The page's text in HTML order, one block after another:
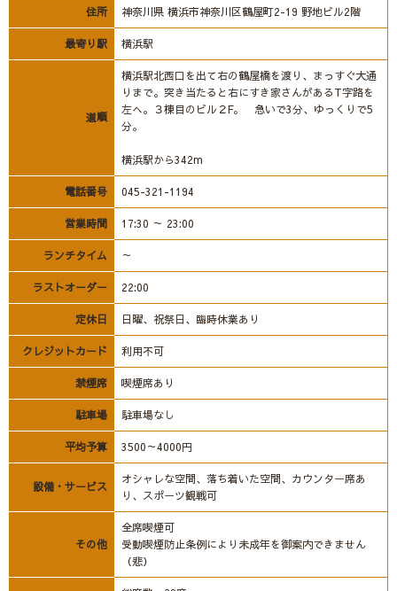
住所 神奈川県 横浜市神奈川区鶴屋町2-19 野地ビル2階
最寄り駅 横浜駅
道順
横浜駅北西口を出て右の鶴屋橋を渡り、まっすぐ大通
りまで。突き当たると右にすき家さんがあるT字路を
左へ。３棟目のビル２F。 急いで3分、ゆっくりで5
分。
横浜駅から342m
電話番号 045-321-1194
営業時間 17:30 ～ 23:00
ランチタイム ～
ラストオーダー 22:00
定休日 日曜、祝祭日、臨時休業あり
クレジットカード 利用不可
禁煙席 喫煙席あり
駐車場 駐車場なし
平均予算 3500～4000円
設備・サービス
オシャレな空間、落ち着いた空間、カウンター席あ
り、スポーツ観戦可
その他
全席喫煙可
受動喫煙防止条例により未成年を御案内できません
（悲）